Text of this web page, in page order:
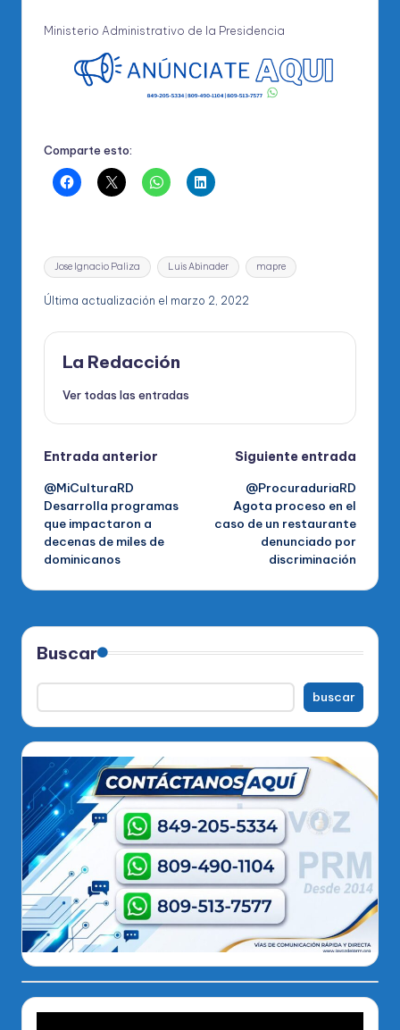
Ministerio Administrativo de la Presidencia
Comparte esto:
Etiquetas:
Jose Ignacio Paliza Luis Abinader mapre
Última actualización el marzo 2, 2022
La Redacción
Ver todas las entradas
Navegación
de
entradas
Entrada anterior
@MiCulturaRD
Desarrolla programas
que impactaron a
decenas de miles de
dominicanos
Siguiente entrada
@ProcuraduriaRD
Agota proceso en el
caso de un restaurante
denunciado por
discriminación
Buscar
buscar